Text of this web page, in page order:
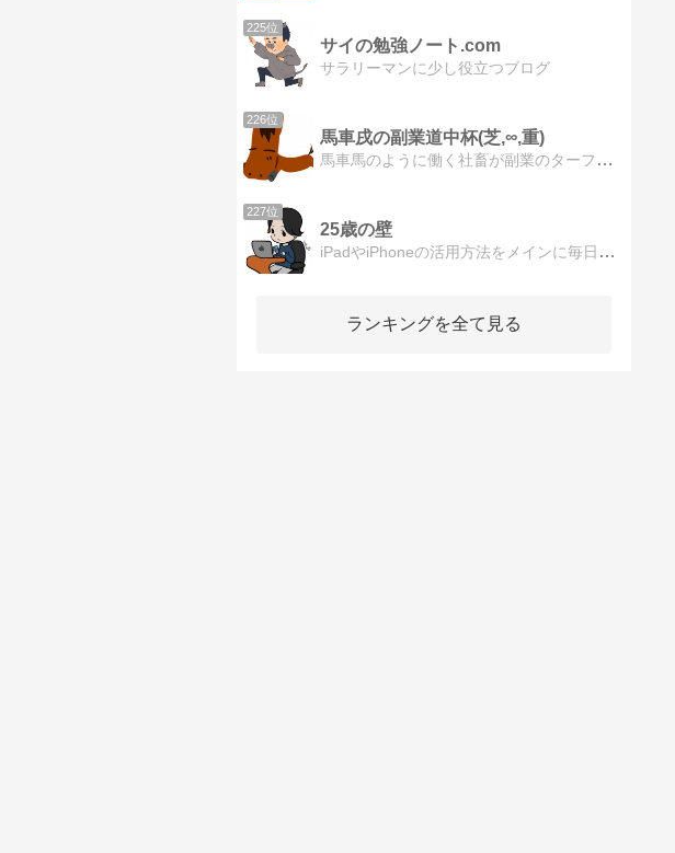
225位
サイの勉強ノート.com
サラリーマンに少し役立つブログ
226位
馬車戌の副業道中杯(芝,∞,重)
馬車馬のように働く社畜が副業のターフを駆け抜けるって話。何かというと副業の始め方だったりアフィリエイトの解説だったり。あと競馬の予想配信も予定してます。
227位
25歳の壁
iPadやiPhoneの活用方法をメインに毎日投稿するガジェットブログ「25歳の壁」です。iPadでできる活用術を始め、iPadと一緒に使うおすすめアクセサリーなどを紹介しています。
ランキングを全て見る